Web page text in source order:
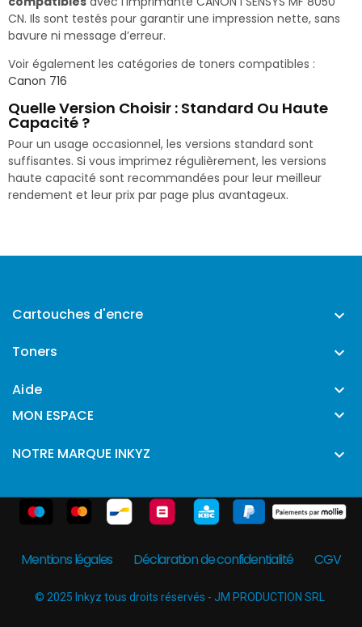
CN. Ils sont testés pour garantir une impression nette, sans
bavure ni message d’erreur.
Voir également les catégories de toners compatibles :
Canon 716
Quelle Version Choisir : Standard Ou Haute
Capacité ?
Pour un usage occasionnel, les versions standard sont
suffisantes. Si vous imprimez régulièrement, les versions
haute capacité sont recommandées pour leur meilleur
rendement et leur prix par page plus avantageux.
Cartouches d'encre 
Toners 
Aide 
MON ESPACE 
NOTRE MARQUE INKYZ 
Mentions légales Déclaration de confidentialité CGV
© 2025 Inkyz tous droits réservés - JM PRODUCTION SRL